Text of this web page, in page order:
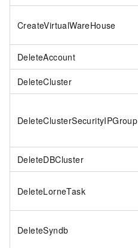
CreateVirtualWareHouse
DeleteAccount
DeleteCluster
DeleteClusterSecurityIPGroup
DeleteDBCluster
DeleteLorneTask
DeleteSyndb